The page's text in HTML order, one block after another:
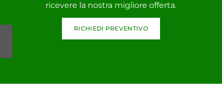
ricevere la nostra migliore offerta.
RICHIEDI PREVENTIVO